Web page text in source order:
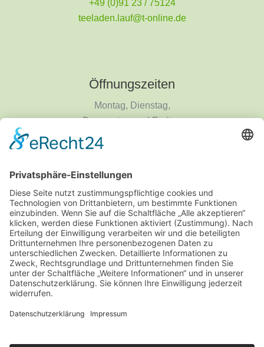
+49 (0)91 23 / 75124
teeladen.lauf@t-online.de
Öffnungszeiten
Montag, Dienstag,
Donnerstag und Freitag
9 - 14 Uhr
Informationen
Über uns
Produktanfrage
Datenschutzerklärung